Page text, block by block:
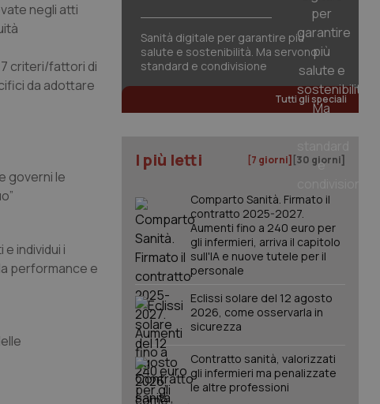
negli atti
7 criteri/fattori di
da adottare
governi le
individui i
performance e
Sanità digitale per garantire più
salute e sostenibilità. Ma servono
standard e condivisione
Tutti gli speciali
I più letti [7 giorni] [30 giorni]
Comparto Sanità. Firmato il
contratto 2025-2027.
Aumenti fino a 240 euro per
gli infermieri, arriva il capitolo
sull'IA e nuove tutele per il
personale
Eclissi solare del 12 agosto
2026, come osservarla in
sicurezza
Contratto sanità, valorizzati
gli infermieri ma penalizzate
le altre professioni